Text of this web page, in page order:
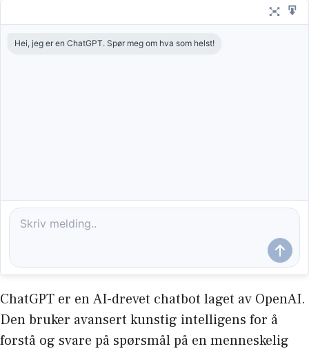
Hei, jeg er en ChatGPT. Spør meg om hva som helst!
ChatGPT er en AI-drevet chatbot laget av OpenAI.
Den bruker avansert kunstig intelligens for å
forstå og svare på spørsmål på en menneskelig